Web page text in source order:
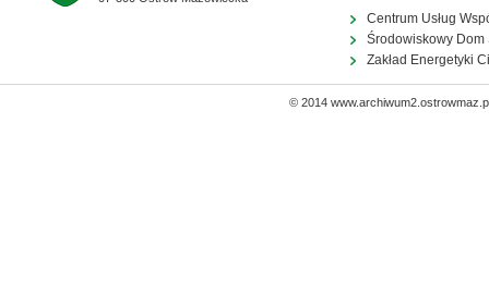
Centrum Usług
Środowiskowy Dom
Zakład Energetyki
© 2014